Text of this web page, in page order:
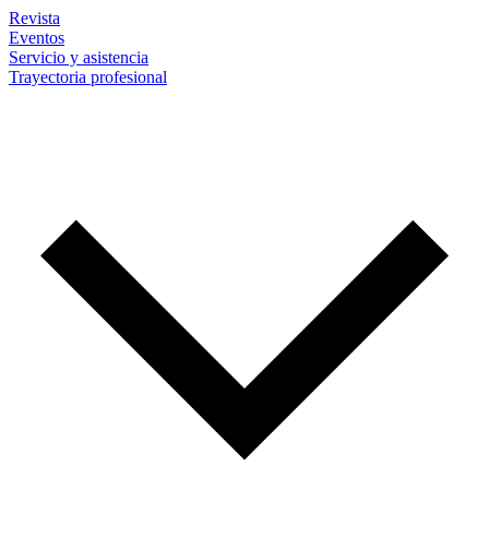
Revista
Eventos
Servicio y asistencia
Trayectoria profesional